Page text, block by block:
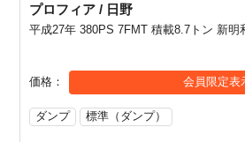
プロフィア / 日野
平成27年 380PS 7FMT 積載8.7トン 新明
価格 会員限定表
ダンプ 標準（ダンプ）